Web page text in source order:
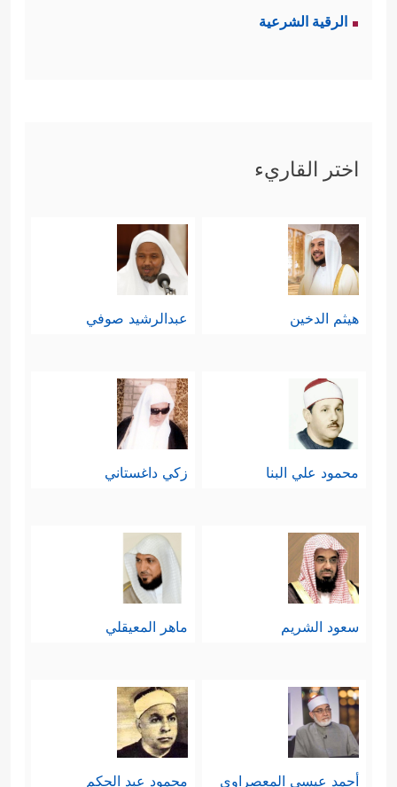
الرقية الشرعية
اختر القاريء
هيثم الدخين عبدالرشيد صوفي
محمود علي البنا زكي داغستاني
سعود الشريم ماهر المعيقلي
أحمد عيسي المعصراوي محمود عبد الحكم